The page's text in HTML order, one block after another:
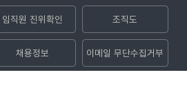
임직원 진위확인 조직도
채용정보 이메일 무단수집거부